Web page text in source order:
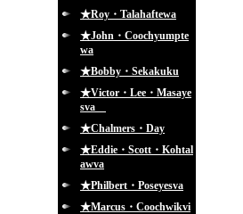
★Roy・Talahaftewa
★John・Coochyumpte
wa
★Bobby・Sekakuku
★Victor・Lee・Masaye
sva
★Chalmers・Day
★Eddie・Scott・Kohtal
awva
★Philbert・Poseyesva
★Marcus・Coochwikvi